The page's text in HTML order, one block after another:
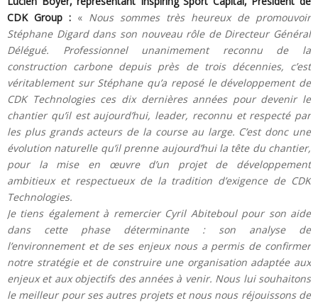
CDK Group : « Nous sommes très heureux de promouvoir
Stéphane Digard dans son nouveau rôle de Directeur Général
Délégué. Professionnel unanimement reconnu de la
construction carbone depuis près de trois décennies, c’est
véritablement sur Stéphane qu’a reposé le développement de
CDK Technologies ces dix dernières années pour devenir le
chantier qu’il est aujourd’hui, leader, reconnu et respecté par
les plus grands acteurs de la course au large. C’est donc une
évolution naturelle qu’il prenne aujourd’hui la tête du chantier,
pour la mise en œuvre d’un projet de développement
ambitieux et respectueux de la tradition d’exigence de CDK
Technologies.
Je tiens également à remercier Cyril Abiteboul pour son aide
dans cette phase déterminante : son analyse de
l’environnement et de ses enjeux nous a permis de confirmer
notre stratégie et de construire une organisation adaptée aux
enjeux et aux objectifs des années à venir. Nous lui souhaitons
le meilleur pour ses autres projets et nous nous réjouissons de